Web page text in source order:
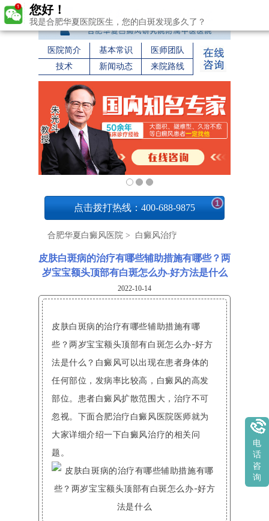
医院简介 基本常识
医师团队
技术
新闻动态 来院路线
点击拨打热线：400-688-9875 1
合肥华夏白癜风医院 > 白癜风治疗
皮肤白斑病的治疗有哪些辅助措施有哪些？两
岁宝宝额头顶部有白斑怎么办-好方法是什么
2022-10-14
皮肤白斑病的治疗有哪些辅助措施有哪
些？两岁宝宝额头顶部有白斑怎么办-好方
法是什么？白癜风可以出现在患者身体的
任何部位，发病率比较高，白癜风的高发
部位。患者白癜风扩散范围大，治疗不可
忽视。下面合肥治疗白癜风医院医师就为
大家详细介绍一下白癜风治疗的相关问
题。
您好！
我是合肥华夏医院医生，您的白斑发现多久了？
电
话
咨
询